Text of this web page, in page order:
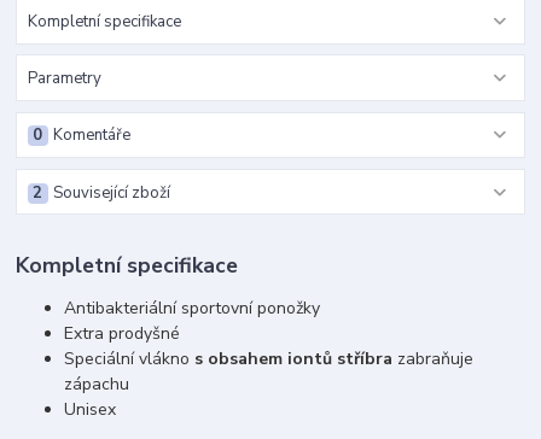
Kompletní specifikace
Parametry
Komentáře
0
Související zboží
2
Kompletní specifikace
Antibakteriální sportovní ponožky
Extra prodyšné
Speciální vlákno s obsahem iontů stříbra zabraňuje
zápachu
Unisex